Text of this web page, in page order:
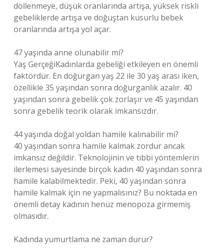
döllenmeye, düşük oranlarında artışa, yüksek riskli
gebeliklerde artışa ve doğuştan kusurlu bebek
oranlarında artışa yol açar.
47 yaşında anne olunabilir mi?
Yaş GerçeğiKadınlarda gebeliği etkileyen en önemli
faktördür. En doğurgan yaş 22 ile 30 yaş arası iken,
özellikle 35 yaşından sonra doğurganlık azalır. 40
yaşından sonra gebelik çok zorlaşır ve 45 yaşından
sonra gebelik teorik olarak imkansızdır.
44 yaşında doğal yoldan hamile kalınabilir mi?
40 yaşından sonra hamile kalmak zordur ancak
imkansız değildir. Teknolojinin ve tıbbi yöntemlerin
ilerlemesi sayesinde birçok kadın 40 yaşından sonra
hamile kalabilmektedir. Peki, 40 yaşından sonra
hamile kalmak için ne yapmalısınız? Bu noktada en
önemli detay kadının henüz menopoza girmemiş
olmasıdır.
Kadında yumurtlama ne zaman durur?